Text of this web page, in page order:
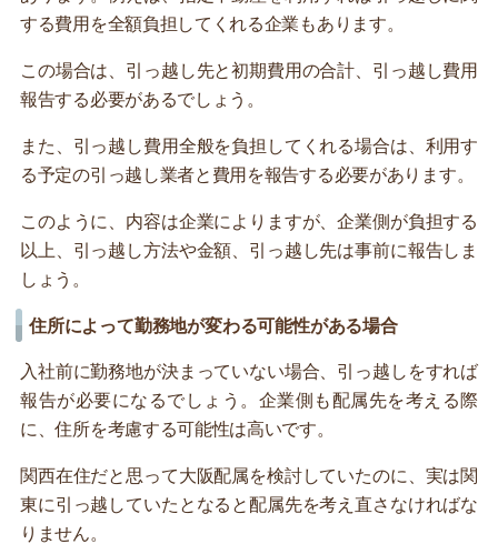
する費用を全額負担してくれる企業もあります。
この場合は、引っ越し先と初期費用の合計、引っ越し費用
報告する必要があるでしょう。
また、引っ越し費用全般を負担してくれる場合は、利用す
る予定の引っ越し業者と費用を報告する必要があります。
このように、内容は企業によりますが、企業側が負担する
以上、引っ越し方法や金額、引っ越し先は事前に報告しま
しょう。
住所によって勤務地が変わる可能性がある場合
入社前に勤務地が決まっていない場合、引っ越しをすれば
報告が必要になるでしょう。企業側も配属先を考える際
に、住所を考慮する可能性は高いです。
関西在住だと思って大阪配属を検討していたのに、実は関
東に引っ越していたとなると配属先を考え直さなければな
りません。